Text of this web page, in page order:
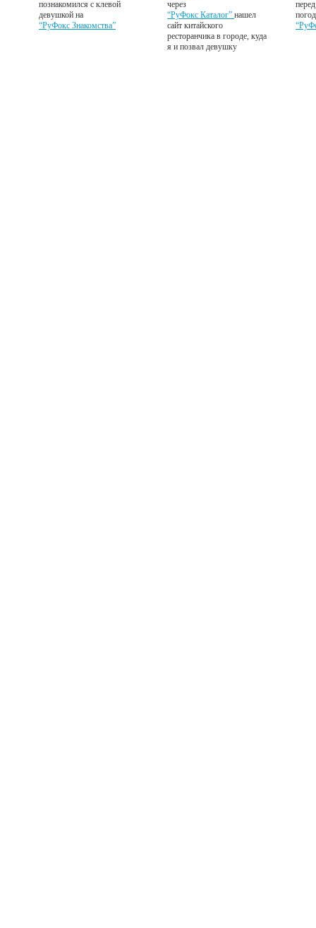
познакомился с клевой
девушкой на
“РуФокс Знакомства”
через
“РуФокс Каталог”нашел
сайт китайского
ресторанчика в городе, куда
я и позвал девушку